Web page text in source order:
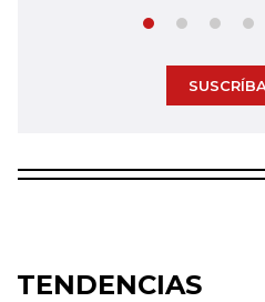
TENDENCIAS